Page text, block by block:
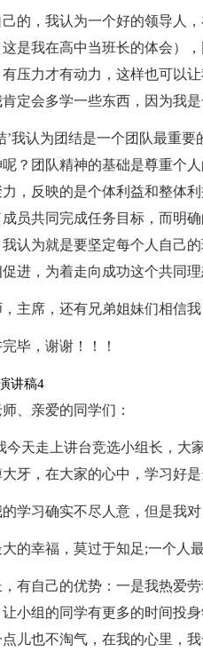
己的，我认为一个好的领导人
是我在高中当班长的体会）
压力才有动力，这样也可以
定会多学一些东西，因为我
’我认为团结是一个团队最重
？团队精神的基础是尊重个
，反映的是个体利益和整体
员共同完成任务目标，而明
认为就是要坚定每个人自己
进，为着走向成功这个共同
主席，还有兄弟姐妹们相信
毕，谢谢！！！
讲稿4
、亲爱的同学们：
今天走上讲台竞选小组长，大
牙，在大家的心中，学习好是
学习确实不尽人意，但是我对
的幸福，莫过于知足;一个人
有自己的优势：一是我热爱
小组的同学有更多的时间投
儿也不淘气，在我的心里，